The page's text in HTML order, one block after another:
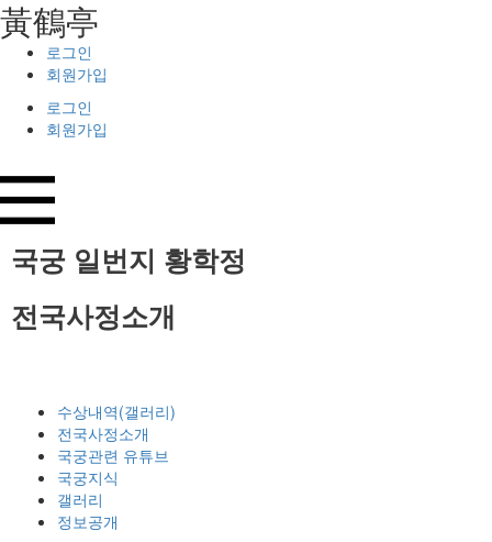
⿈鶴亭
로그인
회원가입
로그인
회원가입
국궁 일번지 황학정
전국사정소개
수상내역(갤러리)
전국사정소개
국궁관련 유튜브
국궁지식
갤러리
정보공개